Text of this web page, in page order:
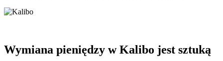
Wymiana pieniędzy w Kalibo jest sztuką